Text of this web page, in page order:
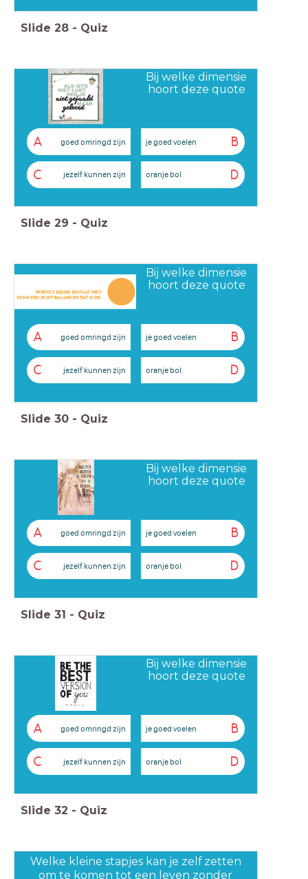
Slide 28 - Quiz
Bij welke dimensie
hoort deze quote
A goed omringd zijn B
je goed voelen
C jezelf kunnen zijn D
oranje bol
Slide 29 - Quiz
Bij welke dimensie
hoort deze quote
A goed omringd zijn B
je goed voelen
C jezelf kunnen zijn D
oranje bol
Slide 30 - Quiz
Bij welke dimensie
hoort deze quote
A goed omringd zijn B
je goed voelen
C jezelf kunnen zijn D
oranje bol
Slide 31 - Quiz
Bij welke dimensie
hoort deze quote
A goed omringd zijn B
je goed voelen
C jezelf kunnen zijn D
oranje bol
Slide 32 - Quiz
Welke kleine stapjes kan je zelf zetten
om te komen tot een leven zonder